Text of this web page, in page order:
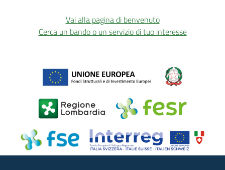
Vai alla pagina di benvenuto
Cerca un bando o un servizio di tuo interesse